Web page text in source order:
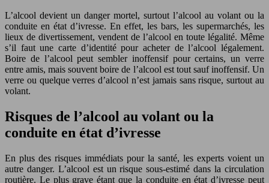
L’alcool devient un danger mortel, surtout l’alcool au volant ou la
conduite en état d’ivresse. En effet, les bars, les supermarchés, les
lieux de divertissement, vendent de l’alcool en toute légalité. Même
s’il faut une carte d’identité pour acheter de l’alcool légalement.
Boire de l’alcool peut sembler inoffensif pour certains, un verre
entre amis, mais souvent boire de l’alcool est tout sauf inoffensif. Un
verre ou quelque verres d’alcool n’est jamais sans risque, surtout au
volant.
Risques de l’alcool au volant ou la
conduite en état d’ivresse
En plus des risques immédiats pour la santé, les experts voient un
autre danger. L’alcool est un risque sous-estimé dans la circulation
routière. Le plus grave étant que la conduite en état d’ivresse peut